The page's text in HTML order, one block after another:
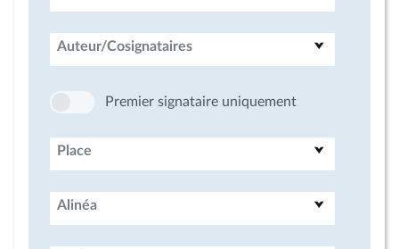
Auteur/Cosignataires
Premier signataire uniquement
Place
Alinéa